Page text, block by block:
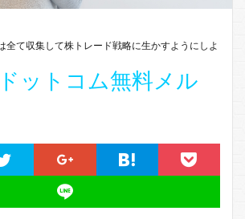
全て収集して株トレード戦略に生かすようにしよ
ットコム無料メル